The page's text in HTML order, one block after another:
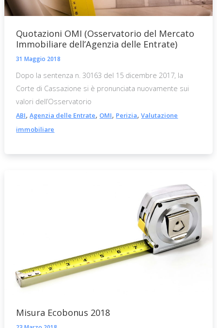
Quotazioni OMI (Osservatorio del Mercato
Immobiliare dell’Agenzia delle Entrate)
31 Maggio 2018
Dopo la sentenza n. 30163 del 15 dicembre 2017, la
Corte di Cassazione si è pronunciata nuovamente sui
valori dell’Osservatorio
ABI,Agenzia delle Entrate, OMI, Perizia,Valutazione
immobiliare
Misura Ecobonus 2018